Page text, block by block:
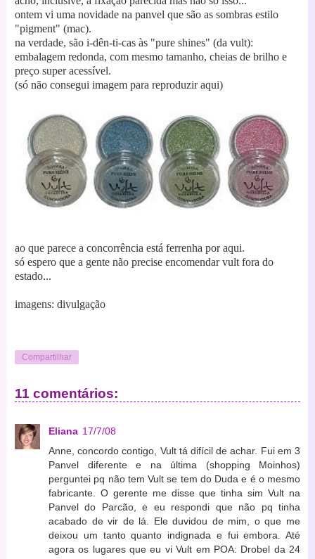
ontem vi uma novidade na panvel que são as sombras estilo
"pigment" (mac).
na verdade, são i-dên-ti-cas às "pure shines" (da vult):
embalagem redonda, com mesmo tamanho, cheias de brilho e
preço super acessível.
(só não consegui imagem para reproduzir aqui)
ao que parece a concorrência está ferrenha por aqui.
só espero que a gente não precise encomendar vult fora do
estado...
imagens: divulgação
Compartilhar
11 comentários:
Eliana 17/7/08
Anne, concordo contigo, Vult tá difícil de achar. Fui em 3
Panvel diferente e na última (shopping Moinhos)
perguntei pq não tem Vult se tem do Duda e é o mesmo
fabricante. O gerente me disse que tinha sim Vult na
Panvel do Parcão, e eu respondi que não pq tinha
acabado de vir de lá. Ele duvidou de mim, o que me
deixou um tanto quanto indignada e fui embora. Até
agora os lugares que eu vi Vult em POA: Drobel da 24